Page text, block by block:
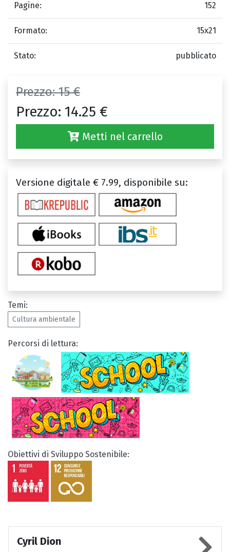
Pagine: 152
Formato: 15x21
Stato: pubblicato
Prezzo:15 €
Prezzo: 14.25 €
Metti nel carrello
Versione digitale € 7.99, disponibile su:
Temi:
Cultura ambientale
Percorsi di lettura:
Obiettivi di Sviluppo Sostenibile:
Cyril Dion